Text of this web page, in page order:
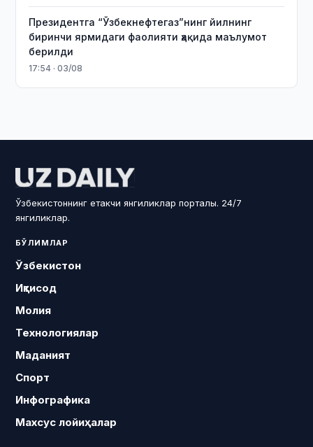
Президентга “Ўзбекнефтегаз”нинг йилнинг
биринчи ярмидаги фаолияти ҳақида маълумот
берилди
17:54 · 03/08
Ўзбекистоннинг етакчи янгиликлар порталы. 24/7
янгиликлар.
БЎЛИМЛАР
Ўзбекистон
Иқтисод
Молия
Технологиялар
Маданият
Спорт
Инфографика
Махсус лойиҳалар